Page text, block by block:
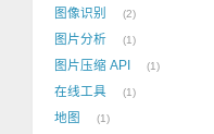
图像识别 2
图片分析 1
图片压缩 API 1
在线工具 1
地图 1